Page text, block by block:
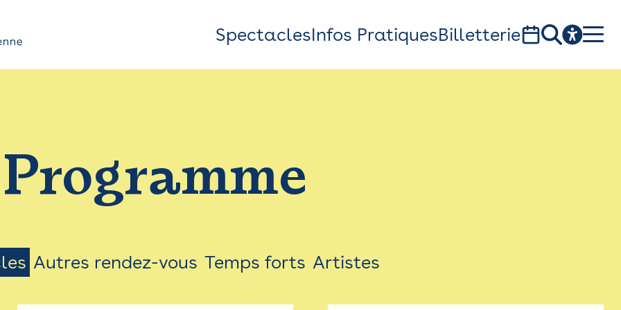
Top
Bar
Menu
SpectaclesInfos PratiquesBilletterie
1, av. du Chateau d'eau - 31300 Toulouse
Programme
Autres rendez-vous Temps forts Artistes